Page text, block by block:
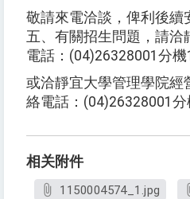
敬請來電洽談，俾利後續
五、有關招生問題，請洽
電話：(04)26328001分機
或洽靜宜大學管理學院經
絡電話：(04)26328001分
相关附件
1150004574_1.jpg